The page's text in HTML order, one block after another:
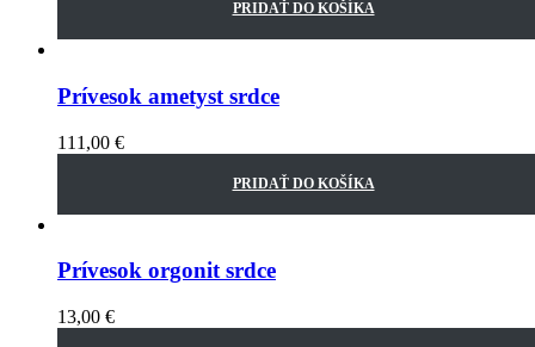
PRIDAŤ DO KOŠÍKA
Prívesok ametyst srdce
111,00 €
PRIDAŤ DO KOŠÍKA
Prívesok orgonit srdce
13,00 €